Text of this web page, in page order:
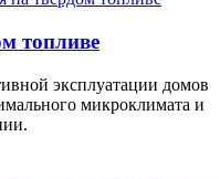
топливе
эксплуатации домов
микроклимата и